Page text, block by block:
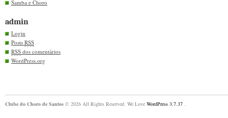
Samba e Choro
admin
Login
Posts RSS
RSS dos comentários
WordPress.org
Clube do Choro de Santos © 2026 All Rights Reserved. We Love WordPress 3.7.37 .